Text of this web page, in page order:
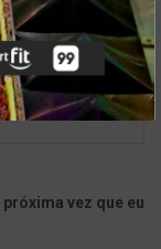
vez que eu